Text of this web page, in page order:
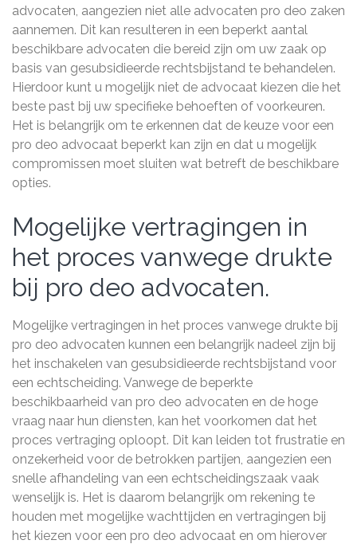
advocaten, aangezien niet alle advocaten pro deo zaken
aannemen. Dit kan resulteren in een beperkt aantal
beschikbare advocaten die bereid zijn om uw zaak op
basis van gesubsidieerde rechtsbijstand te behandelen.
Hierdoor kunt u mogelijk niet de advocaat kiezen die het
beste past bij uw specifieke behoeften of voorkeuren.
Het is belangrijk om te erkennen dat de keuze voor een
pro deo advocaat beperkt kan zijn en dat u mogelijk
compromissen moet sluiten wat betreft de beschikbare
opties.
Mogelijke vertragingen in
het proces vanwege drukte
bij pro deo advocaten.
Mogelijke vertragingen in het proces vanwege drukte bij
pro deo advocaten kunnen een belangrijk nadeel zijn bij
het inschakelen van gesubsidieerde rechtsbijstand voor
een echtscheiding. Vanwege de beperkte
beschikbaarheid van pro deo advocaten en de hoge
vraag naar hun diensten, kan het voorkomen dat het
proces vertraging oploopt. Dit kan leiden tot frustratie en
onzekerheid voor de betrokken partijen, aangezien een
snelle afhandeling van een echtscheidingszaak vaak
wenselijk is. Het is daarom belangrijk om rekening te
houden met mogelijke wachttijden en vertragingen bij
het kiezen voor een pro deo advocaat en om hierover